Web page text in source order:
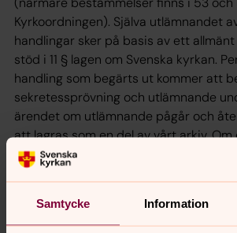
Samtycke Information
Kyrkoordningen). Själva utlämnandet
handlingar sker på basis av ett
stöd i 11 § lagen om Svenska kyrkan.
handling som begärts ut kommer att
sekretessprövning och utlämnande
ärendet om utlämnande pågår och
att lagras som en del av vårt arkiv.
om utlämnande inkommer påbörjas en
Sekretessprövning och utlämnande av
handlingar inom